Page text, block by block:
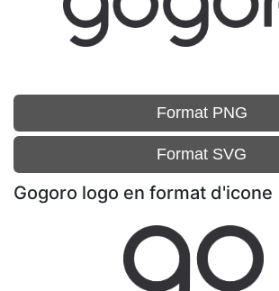
Format PNG
Format SVG
Gogoro logo en format d'icone